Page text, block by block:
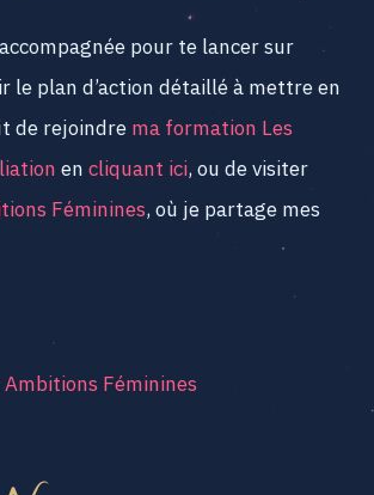
pour te lancer sur
le plan d’action détaillé à mettre en
de rejoindrema formation Les
encliquant ici, ou de visiter
Féminines, où je partage mes
Féminines